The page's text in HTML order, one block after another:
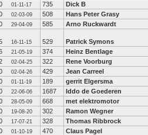
01-11-17 735 Dick B
02-03-09 508 Hans Peter Grasy
29-04-09 585 Arno Ruckwardt
16-11-15 529 Patrick Symons
21-05-19 374 Heinz Bentlage
02-04-25 322 Rene Voorburg
02-04-26 429 Jean Carreel
01-11-19 189 gerrit Elgersma
22-06-06 1687 Iddo de Goederen
28-05-09 668 met elektromotor
19-08-20 302 Ramon Wegner
17-07-21 328 Thomas Ribbrock
01-10-19 470 Claus Pagel